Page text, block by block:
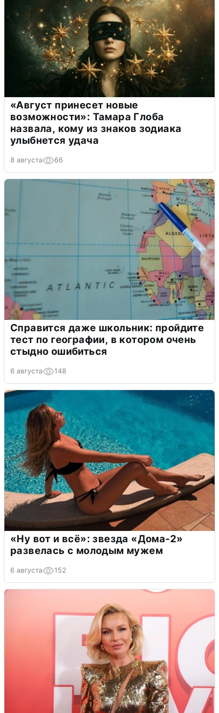
«Август принесет новые
возможности»: Тамара Глоба
назвала, кому из знаков зодиака
улыбнется удача
8 августа 66
Справится даже школьник: пройдите
тест по географии, в котором очень
стыдно ошибиться
6 августа 148
«Ну вот и всё»: звезда «Дома-2»
развелась с молодым мужем
6 августа 152